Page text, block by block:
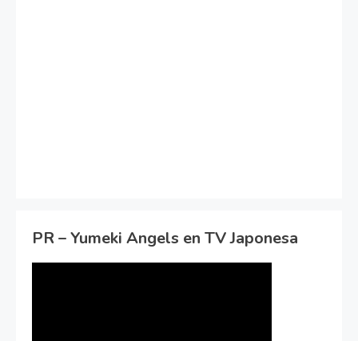
PR – Yumeki Angels en TV Japonesa